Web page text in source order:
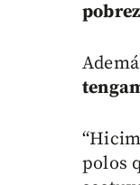
polos